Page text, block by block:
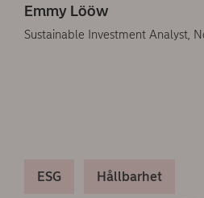
Emmy Lööw
Sustainable Investment Analyst,
ESG Hållbarhet